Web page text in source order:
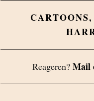
CARTOONS
Reageren? Mail